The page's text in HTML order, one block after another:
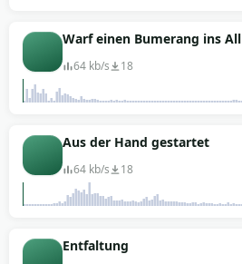
Warf einen Bumerang ins All
64 kb/s 18
Aus der Hand gestartet
64 kb/s 18
Entfaltung